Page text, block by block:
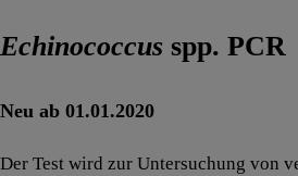
Echinococcus spp. PCR
Neu ab 01.01.2020
Der Test wird zur Untersuchung von